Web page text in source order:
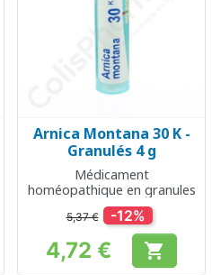
Arnica Montana 30 K -
Granulés 4 g
Médicament
homéopathique en granules
5,37 € -12%
Prix
4,72 € 